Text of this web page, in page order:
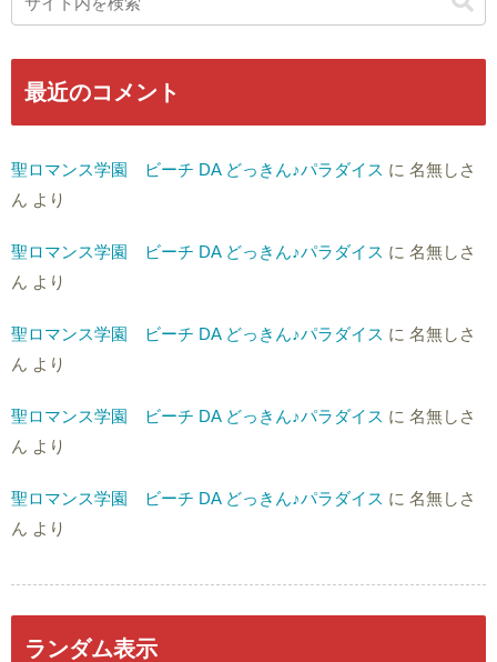
最近のコメント
聖ロマンス学園 ビーチ DA どっきん♪パラダイス に 名無しさ
ん より
聖ロマンス学園 ビーチ DA どっきん♪パラダイス に 名無しさ
ん より
聖ロマンス学園 ビーチ DA どっきん♪パラダイス に 名無しさ
ん より
聖ロマンス学園 ビーチ DA どっきん♪パラダイス に 名無しさ
ん より
聖ロマンス学園 ビーチ DA どっきん♪パラダイス に 名無しさ
ん より
ランダム表示